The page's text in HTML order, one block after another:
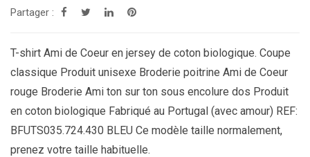
Partager :
T-shirt Ami de Coeur en jersey de coton biologique. Coupe
classique Produit unisexe Broderie poitrine Ami de Coeur
rouge Broderie Ami ton sur ton sous encolure dos Produit
en coton biologique Fabriqué au Portugal (avec amour) REF:
BFUTS035.724.430 BLEU Ce modèle taille normalement,
prenez votre taille habituelle.